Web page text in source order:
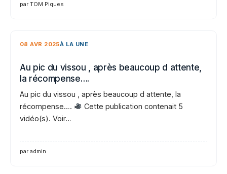
par TOM Piques
08 AVR 2025À LA UNE
Au pic du vissou , après beaucoup d attente,
la récompense….
Au pic du vissou , après beaucoup d attente, la
récompense….
Cette publication contenait 5
vidéo(s). Voir…
par admin